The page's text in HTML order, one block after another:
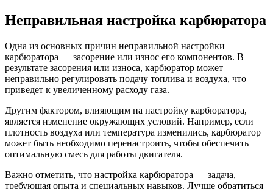
Неправильная настройка карбюратора
Одна из основных причин неправильной настройки
карбюратора — засорение или износ его компонентов. В
результате засорения или износа, карбюратор может
неправильно регулировать подачу топлива и воздуха, что
приведет к увеличенному расходу газа.
Другим фактором, влияющим на настройку карбюратора,
является изменение окружающих условий. Например, если
плотность воздуха или температура изменились, карбюратор
может быть необходимо перенастроить, чтобы обеспечить
оптимальную смесь для работы двигателя.
Важно отметить, что настройка карбюратора — задача,
требующая опыта и специальных навыков. Лучше обратиться